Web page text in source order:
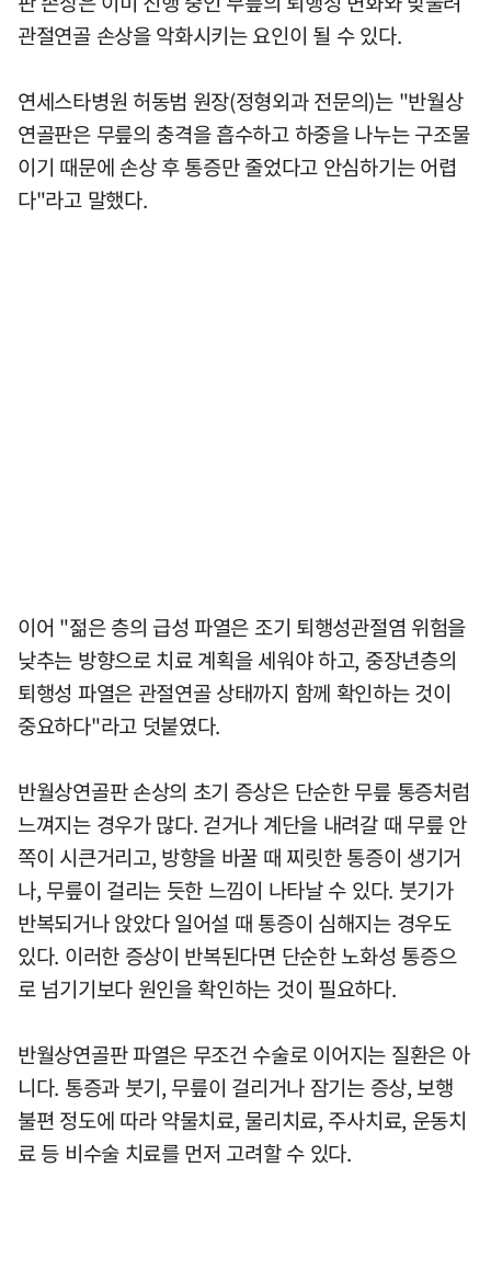
관절연골 손상을 악화시키는 요인이 될 수 있다.
연세스타병원 허동범 원장(정형외과 전문의)는 "반월상
연골판은 무릎의 충격을 흡수하고 하중을 나누는 구조물
이기 때문에 손상 후 통증만 줄었다고 안심하기는 어렵
다"라고 말했다.
이어 "젊은 층의 급성 파열은 조기 퇴행성관절염 위험을
낮추는 방향으로 치료 계획을 세워야 하고, 중장년층의
퇴행성 파열은 관절연골 상태까지 함께 확인하는 것이
중요하다"라고 덧붙였다.
반월상연골판 손상의 초기 증상은 단순한 무릎 통증처럼
느껴지는 경우가 많다. 걷거나 계단을 내려갈 때 무릎 안
쪽이 시큰거리고, 방향을 바꿀 때 찌릿한 통증이 생기거
나, 무릎이 걸리는 듯한 느낌이 나타날 수 있다. 붓기가
반복되거나 앉았다 일어설 때 통증이 심해지는 경우도
있다. 이러한 증상이 반복된다면 단순한 노화성 통증으
로 넘기기보다 원인을 확인하는 것이 필요하다.
반월상연골판 파열은 무조건 수술로 이어지는 질환은 아
니다. 통증과 붓기, 무릎이 걸리거나 잠기는 증상, 보행
불편 정도에 따라 약물치료, 물리치료, 주사치료, 운동치
료 등 비수술 치료를 먼저 고려할 수 있다.